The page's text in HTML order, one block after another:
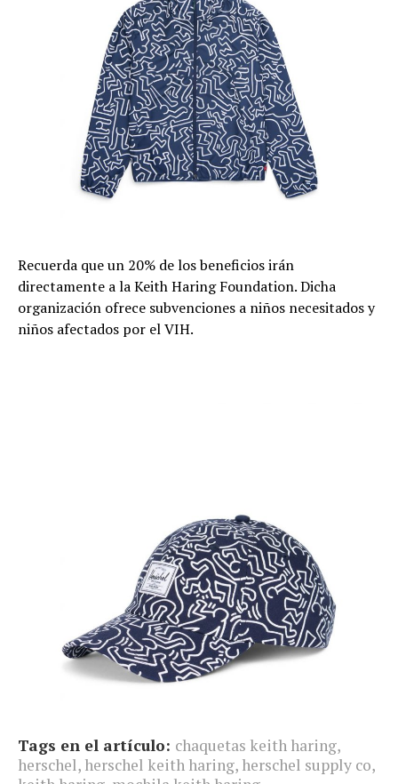
Recuerda que un 20% de los beneficios irán
directamente a la Keith Haring Foundation. Dicha
organización ofrece subvenciones a niños necesitados y
niños afectados por el VIH.
Tags en el artículo: chaquetas keith haring,
herschel, herschel keith haring, herschel supply co,